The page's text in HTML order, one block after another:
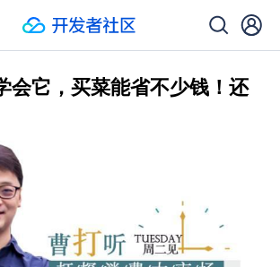
会它，买菜能省不少钱！还